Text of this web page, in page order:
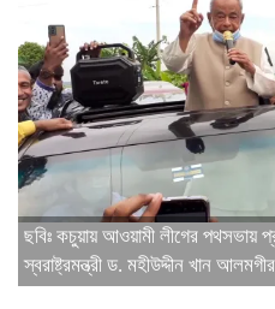
ছবিঃ কচুয়ায় আওয়ামী লীগের পথসভায়
স্বরাষ্ট্রমন্ত্রী ড. মহীউদ্দীন খান